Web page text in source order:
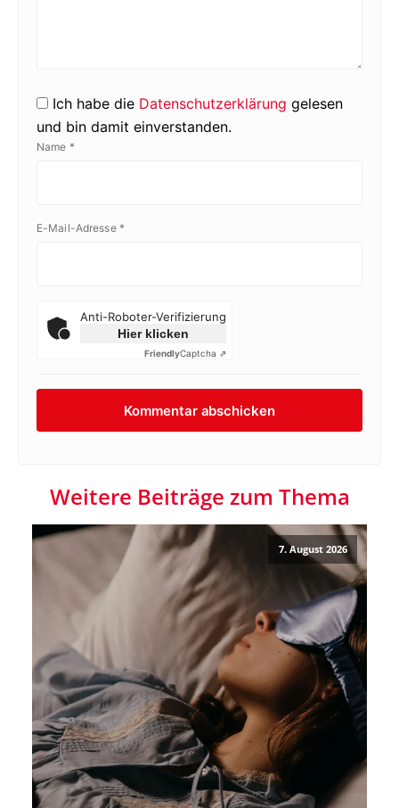
Ich habe die Datenschutzerklärung gelesen
und bin damit einverstanden.
Name *
E-Mail-Adresse *
Anti-Roboter-Verifizierung
Hier klicken
FriendlyCaptcha ⇗
Weitere Beiträge zum Thema
7. August 2026